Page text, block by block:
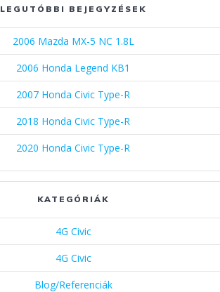
LEGUTÓBBI BEJEGYZÉSEK
2006 Mazda MX-5 NC 1.8L
2006 Honda Legend KB1
2007 Honda Civic Type-R
2018 Honda Civic Type-R
2020 Honda Civic Type-R
KATEGÓRIÁK
4G Civic
4G Civic
Blog/Referenciák